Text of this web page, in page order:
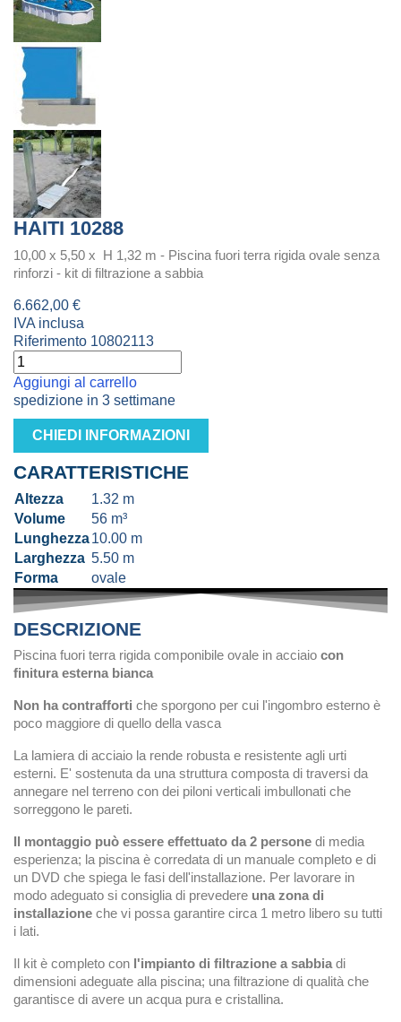
HAITI 10288
10,00 x 5,50 x H 1,32 m - Piscina fuori terra rigida ovale senza
rinforzi - kit di filtrazione a sabbia
6.662,00 €
IVA inclusa
Riferimento 10802113
Aggiungi al carrello
spedizione in 3 settimane
CHIEDI INFORMAZIONI
CARATTERISTICHE
Altezza
1.32 m
Volume
56 m³
Lunghezza10.00 m
Larghezza 5.50 m
Forma
ovale
DESCRIZIONE
Piscina fuori terra rigida componibile ovale in acciaio con
finitura esterna bianca
Non ha contrafforti che sporgono per cui l'ingombro esterno è
poco maggiore di quello della vasca
La lamiera di acciaio la rende robusta e resistente agli urti
esterni. E' sostenuta da una struttura composta di traversi da
annegare nel terreno con dei piloni verticali imbullonati che
sorreggono le pareti.
Il montaggio può essere effettuato da 2 persone di media
esperienza; la piscina è corredata di un manuale completo e di
un DVD che spiega le fasi dell'installazione. Per lavorare in
modo adeguato si consiglia di prevedere una zona di
installazione che vi possa garantire circa 1 metro libero su tutti
i lati.
Il kit è completo con l'impianto di filtrazione a sabbia di
dimensioni adeguate alla piscina; una filtrazione di qualità che
garantisce di avere un acqua pura e cristallina.